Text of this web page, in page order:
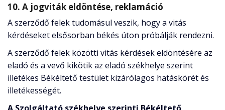
10. A jogviták eldöntése, reklamáció
A szerződő felek tudomásul veszik, hogy a vitás
kérdéseket elsősorban békés úton próbálják rendezni.
A szerződő felek közötti vitás kérdések eldöntésére az
eladó és a vevő kikötik az eladó székhelye szerint
illetékes Békéltető testület kizárólagos hatáskörét és
illetékességét.